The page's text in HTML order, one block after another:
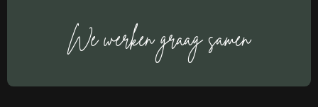
We werken graag samen